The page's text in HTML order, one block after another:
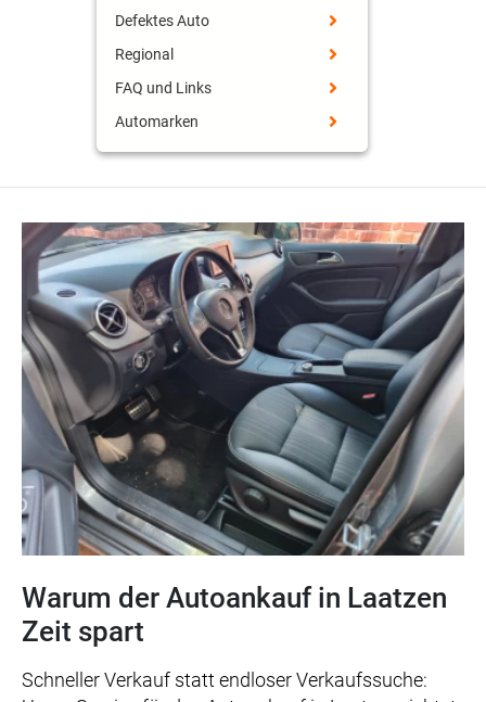
Defektes Auto
Regional
FAQ und Links
Automarken
Warum der Autoankauf in Laatzen
Zeit spart
Schneller Verkauf statt endloser Verkaufssuche: